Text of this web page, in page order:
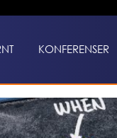
KONFERENSER